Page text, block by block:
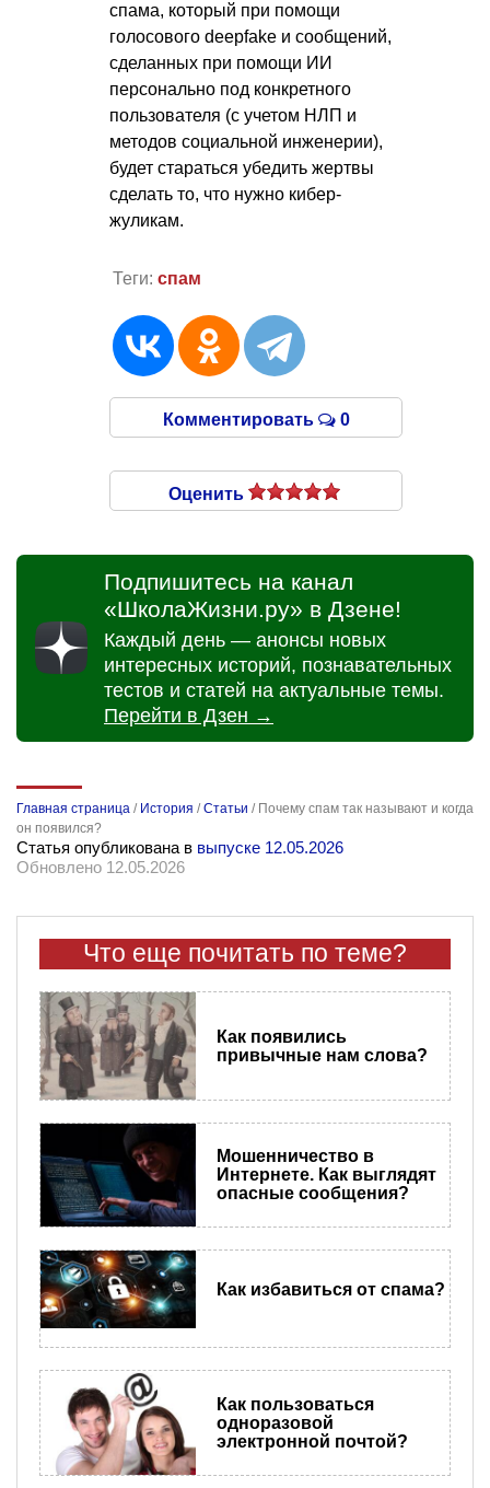
спама, который при помощи
голосового deepfake и сообщений,
сделанных при помощи ИИ
персонально под конкретного
пользователя (с учетом НЛП и
методов социальной инженерии),
будет стараться убедить жертвы
сделать то, что нужно кибер-
жуликам.
Теги: спам
Комментировать 0
Оценить
Подпишитесь на канал
«ШколаЖизни.ру» в Дзене!
Каждый день — анонсы новых
интересных историй, познавательных
тестов и статей на актуальные темы.
Перейти в Дзен →
Главная страница / История /Статьи / Почему спам так называют и когда
он появился?
Статья опубликована в выпуске 12.05.2026
Обновлено 12.05.2026
Что еще почитать по теме?
Как появились
привычные нам слова?
Мошенничество в
Интернете. Как выглядят
опасные сообщения?
Как избавиться от спама?
Как пользоваться
одноразовой
электронной почтой?